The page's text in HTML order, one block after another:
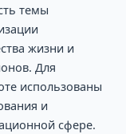
темы
жизни и
Для
использованы
и
сфере.